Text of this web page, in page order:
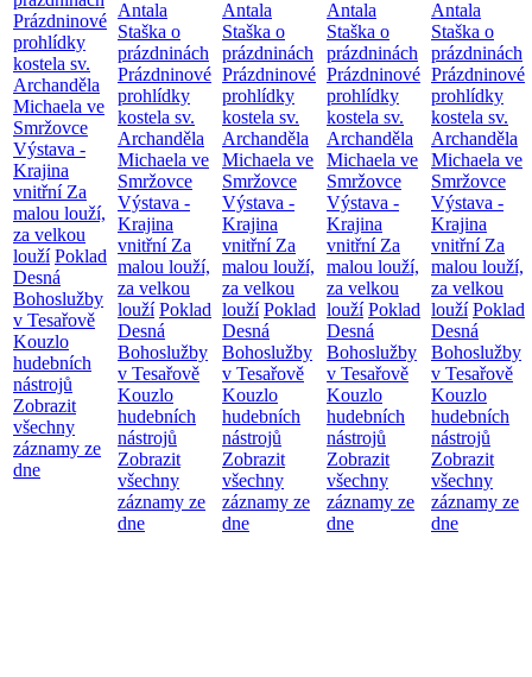
Prázdninové
prohlídky
kostela sv.
Archanděla
Michaela ve
Smržovce
Výstava -
Krajina
vnitřní Za
malou louží,
za velkou
louží Poklad
Desná
Bohoslužby
v Tesařově
Kouzlo
hudebních
nástrojů
Zobrazit
všechny
záznamy ze
dne
Antala
Staška o
prázdninách
Prázdninové
prohlídky
kostela sv.
Archanděla
Michaela ve
Smržovce
Výstava -
Krajina
vnitřní Za
malou louží,
za velkou
louží Poklad
Desná
Bohoslužby
v Tesařově
Kouzlo
hudebních
nástrojů
Zobrazit
všechny
záznamy ze
dne
Antala
Staška o
prázdninách
Prázdninové
prohlídky
kostela sv.
Archanděla
Michaela ve
Smržovce
Výstava -
Krajina
vnitřní Za
malou louží,
za velkou
louží Poklad
Desná
Bohoslužby
v Tesařově
Kouzlo
hudebních
nástrojů
Zobrazit
všechny
záznamy ze
dne
Antala
Staška o
prázdninách
Prázdninové
prohlídky
kostela sv.
Archanděla
Michaela ve
Smržovce
Výstava -
Krajina
vnitřní Za
malou louží,
za velkou
louží Poklad
Desná
Bohoslužby
v Tesařově
Kouzlo
hudebních
nástrojů
Zobrazit
všechny
záznamy ze
dne
Antala
Staška o
prázdninách
Prázdninové
prohlídky
kostela sv.
Archanděla
Michaela ve
Smržovce
Výstava -
Krajina
vnitřní Za
malou louží,
za velkou
louží Poklad
Desná
Bohoslužby
v Tesařově
Kouzlo
hudebních
nástrojů
Zobrazit
všechny
záznamy ze
dne